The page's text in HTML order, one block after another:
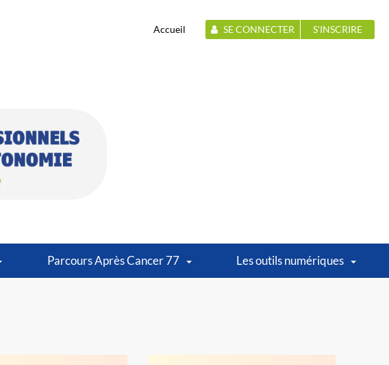
Accueil SE CONNECTER S'INSCRIRE
Parcours Après Cancer 77 Les outils numériques